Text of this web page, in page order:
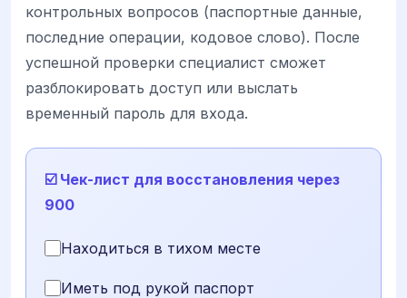
контрольных вопросов (паспортные данные,
последние операции, кодовое слово). После
успешной проверки специалист сможет
разблокировать доступ или выслать
временный пароль для входа.
☑️ Чек-лист для восстановления через
900
Находиться в тихом месте
Иметь под рукой паспорт